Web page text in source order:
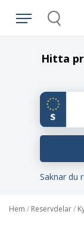
Search
Hitta
Saknar du
Hem / Reservdelar/